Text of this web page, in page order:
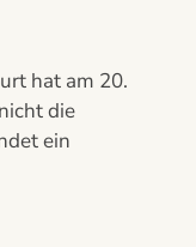
hat am 20.
die
ein